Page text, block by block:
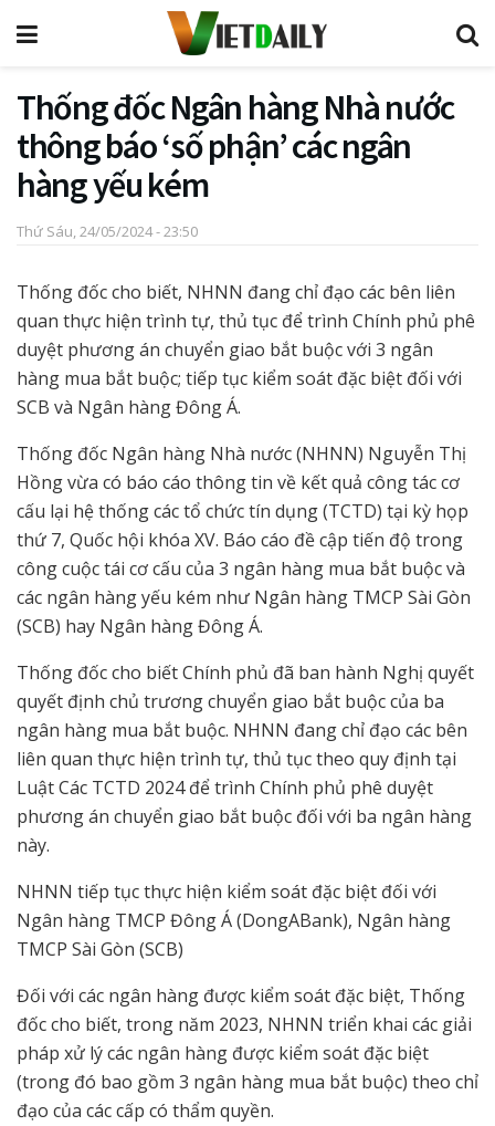
Thống đốc Ngân hàng Nhà nước
thông báo ‘số phận’ các ngân
hàng yếu kém
Thứ Sáu, 24/05/2024 - 23:50
Thống đốc cho biết, NHNN đang chỉ đạo các bên liên
quan thực hiện trình tự, thủ tục để trình Chính phủ phê
duyệt phương án chuyển giao bắt buộc với 3 ngân
hàng mua bắt buộc; tiếp tục kiểm soát đặc biệt đối với
SCB và Ngân hàng Đông Á.
Thống đốc Ngân hàng Nhà nước (NHNN) Nguyễn Thị
Hồng vừa có báo cáo thông tin về kết quả công tác cơ
cấu lại hệ thống các tổ chức tín dụng (TCTD) tại kỳ họp
thứ 7, Quốc hội khóa XV. Báo cáo đề cập tiến độ trong
công cuộc tái cơ cấu của 3 ngân hàng mua bắt buộc và
các ngân hàng yếu kém như Ngân hàng TMCP Sài Gòn
(SCB) hay Ngân hàng Đông Á.
Thống đốc cho biết Chính phủ đã ban hành Nghị quyết
quyết định chủ trương chuyển giao bắt buộc của ba
ngân hàng mua bắt buộc. NHNN đang chỉ đạo các bên
liên quan thực hiện trình tự, thủ tục theo quy định tại
Luật Các TCTD 2024 để trình Chính phủ phê duyệt
phương án chuyển giao bắt buộc đối với ba ngân hàng
này.
NHNN tiếp tục thực hiện kiểm soát đặc biệt đối với
Ngân hàng TMCP Đông Á (DongABank), Ngân hàng
TMCP Sài Gòn (SCB)
Đối với các ngân hàng được kiểm soát đặc biệt, Thống
đốc cho biết, trong năm 2023, NHNN triển khai các giải
pháp xử lý các ngân hàng được kiểm soát đặc biệt
(trong đó bao gồm 3 ngân hàng mua bắt buộc) theo chỉ
đạo của các cấp có thẩm quyền.